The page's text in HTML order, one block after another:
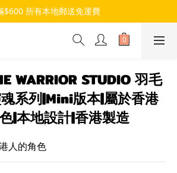
$600 所有本地郵送免運費
WARRIOR STUDIO 羽毛
系列|Mini版本|屬於香港
|本地設計|香港製造
人的角色